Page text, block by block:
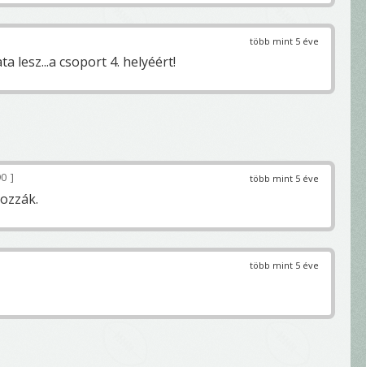
több mint 5 éve
lesz...a csoport 4. helyéért!
több mint 5 éve
több mint 5 éve